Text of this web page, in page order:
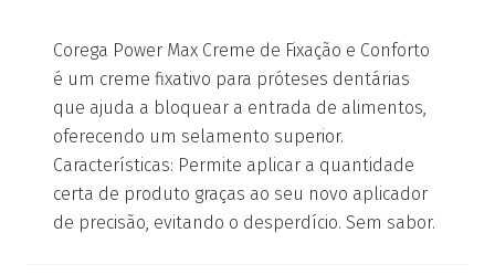
Corega Power Max Creme de Fixação e Conforto
é um creme fixativo para próteses dentárias
que ajuda a bloquear a entrada de alimentos,
oferecendo um selamento superior.
Características: Permite aplicar a quantidade
certa de produto graças ao seu novo aplicador
de precisão, evitando o desperdício. Sem sabor.